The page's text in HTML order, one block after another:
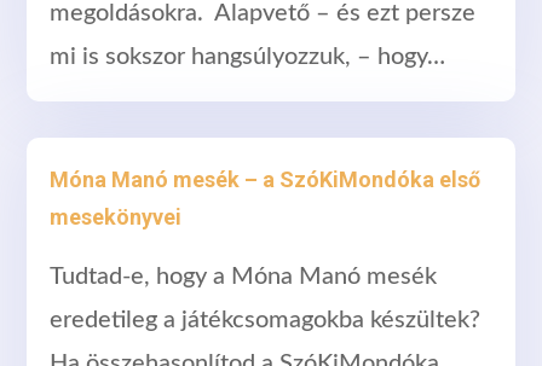
megoldásokra. Alapvető – és ezt persze
mi is sokszor hangsúlyozzuk, – hogy…
Móna Manó mesék – a SzóKiMondóka első
mesekönyvei
Tudtad-e, hogy a Móna Manó mesék
eredetileg a játékcsomagokba készültek?